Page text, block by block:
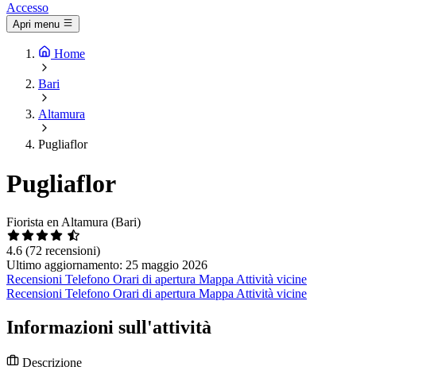
Accesso
Apri menu
Home
Bari
Altamura
Pugliaflor
Pugliaflor
Fiorista en Altamura (Bari)
4.6 (72 recensioni)
Ultimo aggiornamento: 25 maggio 2026
Recensioni Telefono Orari di apertura Mappa Attività vicine
Recensioni Telefono Orari di apertura Mappa Attività vicine
Informazioni sull'attività
Descrizione